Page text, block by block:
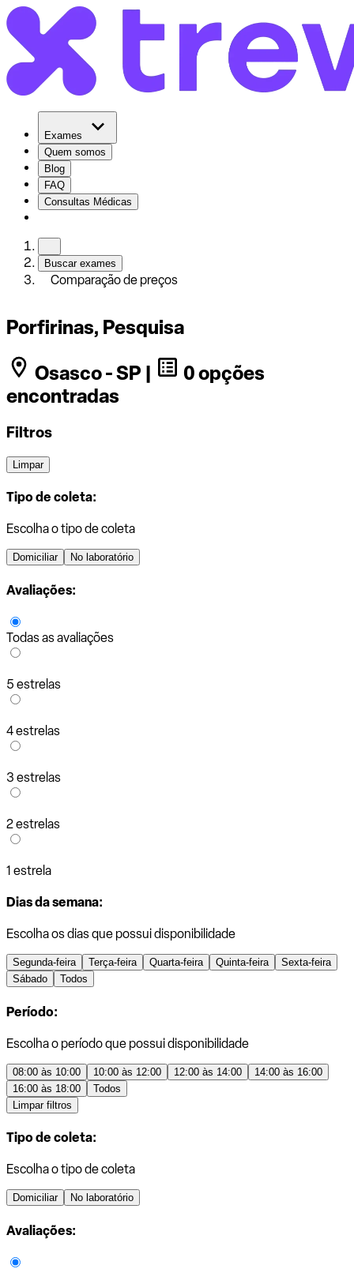
Exames
Quem somos
Blog
FAQ
Consultas Médicas
Buscar exames
Comparação de preços
Porfirinas, Pesquisa
Osasco - SP |
0 opções
encontradas
Filtros
Limpar
Tipo de coleta:
Escolha o tipo de coleta
Domiciliar No laboratório
Avaliações:
Todas as avaliações
5 estrelas
4 estrelas
3 estrelas
2 estrelas
1 estrela
Dias da semana:
Escolha os dias que possui disponibilidade
Segunda-feira Terça-feira Quarta-feira Quinta-feira
Sexta-feira
Sábado
Todos
Período:
Escolha o período que possui disponibilidade
08:00 às 10:00 10:00 às 12:00 12:00 às 14:00
14:00 às 16:00
16:00 às 18:00
Todos
Limpar filtros
Tipo de coleta:
Escolha o tipo de coleta
Domiciliar No laboratório
Avaliações: